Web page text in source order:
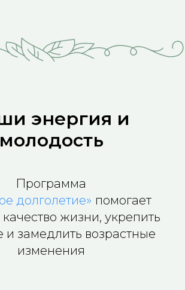
энергия и
молодость
Программа
долголетие» помогает
жизни, укрепить
и замедлить возрастные
изменения